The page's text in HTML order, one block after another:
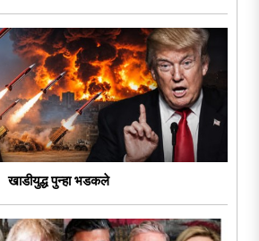
खाडीयुद्ध पुन्हा भडकले